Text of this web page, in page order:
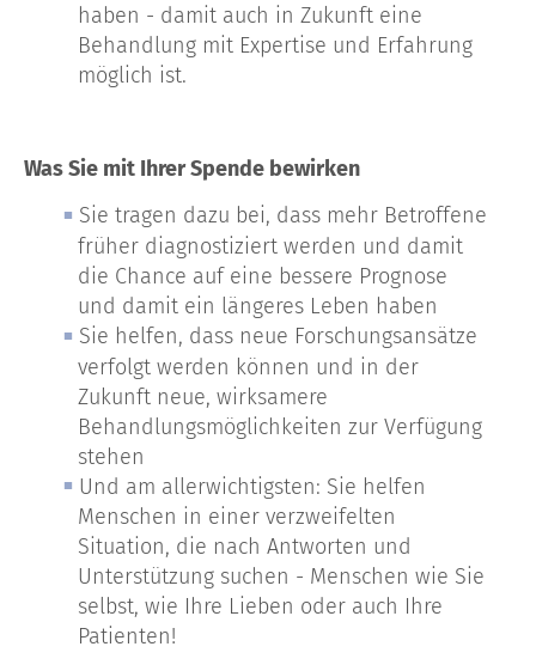
haben - damit auch in Zukunft eine
Behandlung mit Expertise und Erfahrung
möglich ist.
Was Sie mit Ihrer Spende bewirken
Sie tragen dazu bei, dass mehr Betroffene
früher diagnostiziert werden und damit
die Chance auf eine bessere Prognose
und damit ein längeres Leben haben
Sie helfen, dass neue Forschungsansätze
verfolgt werden können und in der
Zukunft neue, wirksamere
Behandlungsmöglichkeiten zur Verfügung
stehen
Und am allerwichtigsten: Sie helfen
Menschen in einer verzweifelten
Situation, die nach Antworten und
Unterstützung suchen - Menschen wie Sie
selbst, wie Ihre Lieben oder auch Ihre
Patienten!